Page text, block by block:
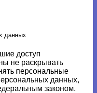
данных
доступ
не раскрывать
персональные
данных,
законом.